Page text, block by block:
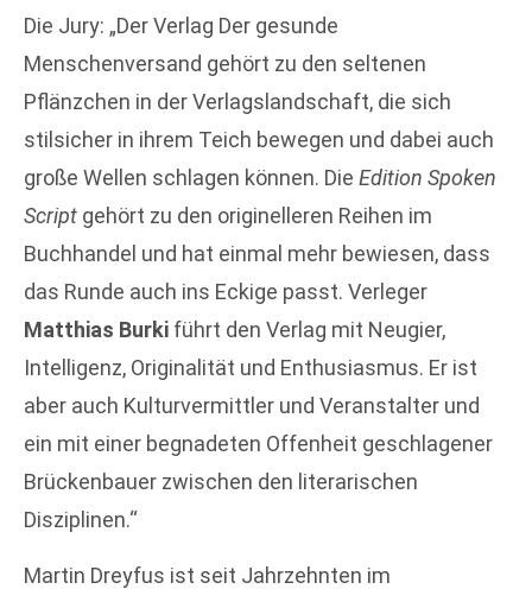
Die Jury: „Der Verlag Der gesunde
Menschenversand gehört zu den seltenen
Pflänzchen in der Verlagslandschaft, die sich
stilsicher in ihrem Teich bewegen und dabei auch
große Wellen schlagen können. Die Edition Spoken
Script gehört zu den originelleren Reihen im
Buchhandel und hat einmal mehr bewiesen, dass
das Runde auch ins Eckige passt. Verleger
Matthias Burki führt den Verlag mit Neugier,
Intelligenz, Originalität und Enthusiasmus. Er ist
aber auch Kulturvermittler und Veranstalter und
ein mit einer begnadeten Offenheit geschlagener
Brückenbauer zwischen den literarischen
Disziplinen.“
Martin Dreyfus ist seit Jahrzehnten im